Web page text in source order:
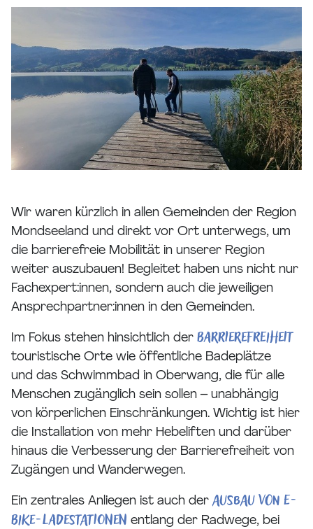
Wir waren kürzlich in allen Gemeinden der Region
Mondseeland und direkt vor Ort unterwegs, um
die barrierefreie Mobilität in unserer Region
weiter auszubauen! Begleitet haben uns nicht nur
Fachexpert:innen, sondern auch die jeweiligen
Ansprechpartner:innen in den Gemeinden.
Im Fokus stehen hinsichtlich der Barrierefreiheit
touristische Orte wie öffentliche Badeplätze
und das Schwimmbad in Oberwang, die für alle
Menschen zugänglich sein sollen – unabhängig
von körperlichen Einschränkungen. Wichtig ist hier
die Installation von mehr Hebeliften und darüber
hinaus die Verbesserung der Barrierefreiheit von
Zugängen und Wanderwegen.
Ein zentrales Anliegen ist auch derAusbau von E-
Bike-Ladestationen entlang der Radwege, bei